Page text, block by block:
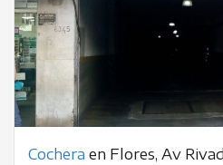
Cochera en Flores, Av